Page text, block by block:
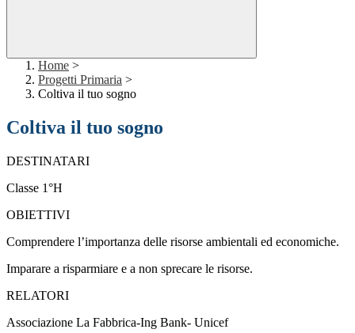
Home >
Progetti Primaria >
Coltiva il tuo sogno
Coltiva il tuo sogno
DESTINATARI
Classe 1°H
OBIETTIVI
Comprendere l’importanza delle risorse ambientali ed economiche.
Imparare a risparmiare e a non sprecare le risorse.
RELATORI
Associazione La Fabbrica-Ing Bank- Unicef